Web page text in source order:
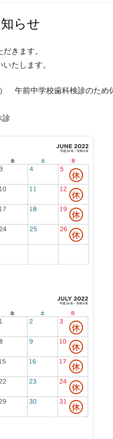
らせ
きます。
たします。
午前中学校歯科検診のため